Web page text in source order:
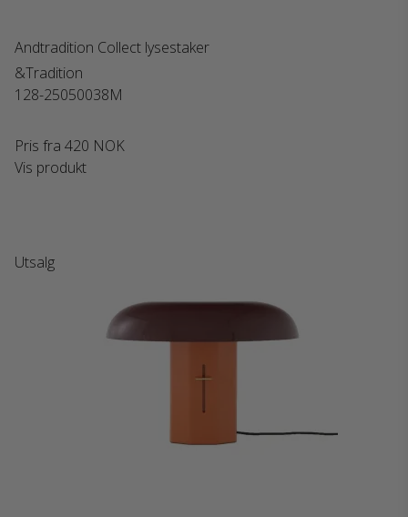
Andtradition Collect lysestaker
&Tradition
128-25050038M
Pris fra 420 NOK
Vis produkt
Utsalg